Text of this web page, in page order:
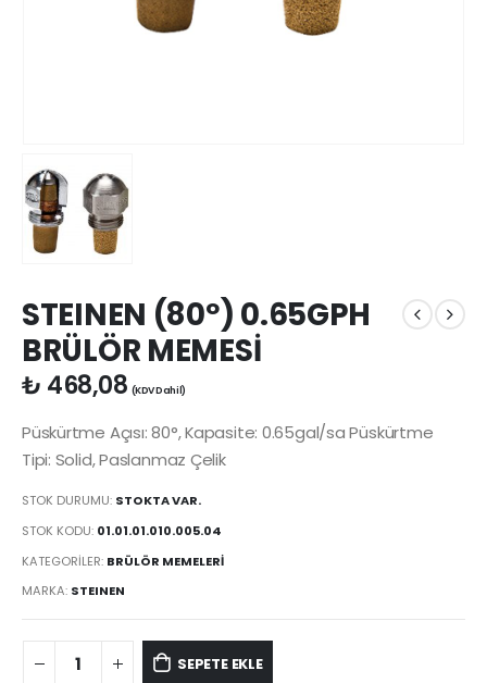
STEINEN (80º) 0.65GPH
BRÜLÖR MEMESİ
₺ 468,08 (KDV Dahil)
Püskürtme Açısı: 80°, Kapasite: 0.65gal/sa Püskürtme
Tipi: Solid, Paslanmaz Çelik
STOK DURUMU: STOKTA VAR.
STOK KODU: 01.01.01.010.005.04
KATEGORILER: BRÜLÖR MEMELERİ
MARKA: STEINEN
SEPETE EKLE